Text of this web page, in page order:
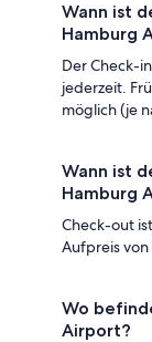
Wann ist
Hamburg
Der Check-
jederzeit.
möglich (je
Wann ist
Hamburg
Check-out
Aufpreis von
Wo
Airport?